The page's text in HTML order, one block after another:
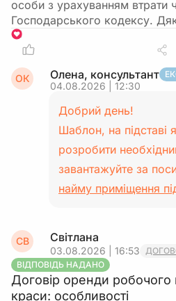
особи з урахуванням втрати
Господарського кодексу.
1
ОК Олена, консультант
04.08.2026 | 12:30
Добрий день!
Шаблон, на підставі
розробити
завантажуйте за
найму приміщення
СВ Світлана
03.08.2026 | 16:53
ВІДПОВІДЬ НАДАНО
Договір оренди робочого
краси: особливості